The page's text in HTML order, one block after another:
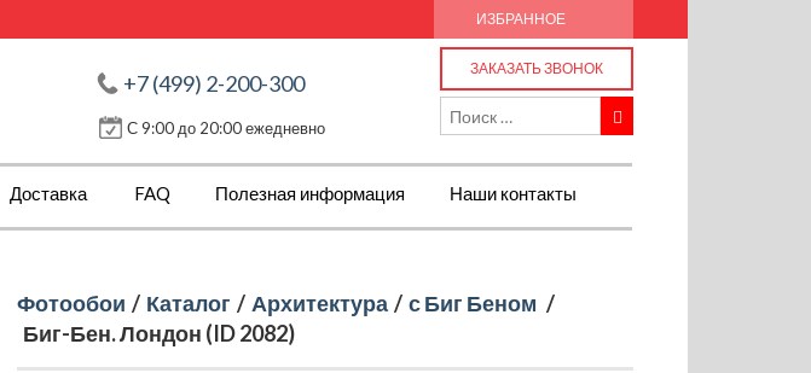
ИЗБРАННОЕ
+7 (499) 2-200-300
С 9:00 до 20:00 ежедневно
ЗАКАЗАТЬ ЗВОНОК
Доставка FAQ Полезная информация Наши контакты
Фотообои / Каталог / Архитектура / с Биг Беном /
Биг-Бен. Лондон (ID 2082)